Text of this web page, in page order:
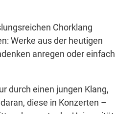
Chorklang
Werke aus der heutigen
anregen oder einfach
durch einen jungen Klang,
diese in Konzerten –